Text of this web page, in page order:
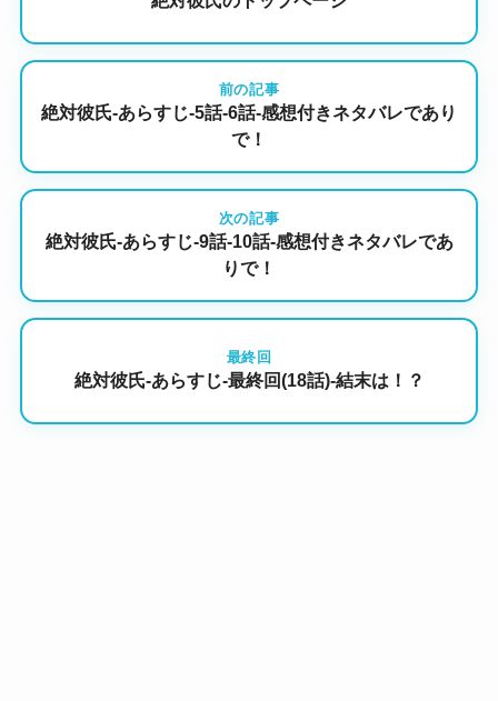
前の記事
絶対彼氏-あらすじ-5話-6話-感想付きネタバレであり
で！
次の記事
絶対彼氏-あらすじ-9話-10話-感想付きネタバレであ
りで！
最終回
絶対彼氏-あらすじ-最終回(18話)-結末は！？